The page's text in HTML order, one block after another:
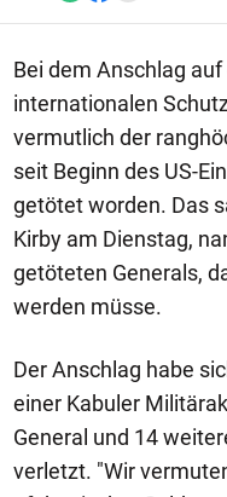
Bei dem Anschlag
internationalen
vermutlich der
seit Beginn des US-
getötet worden. Das
Kirby am Dienstag,
getöteten Generals,
werden müsse.
Der Anschlag habe
einer Kabuler
General und 14
verletzt. "Wir